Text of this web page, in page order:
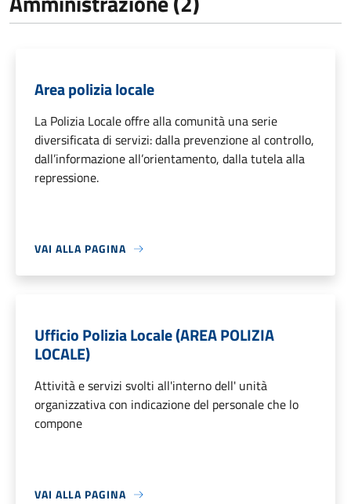
Area polizia locale
La Polizia Locale offre alla comunità una serie
diversificata di servizi: dalla prevenzione al controllo,
dall’informazione all’orientamento, dalla tutela alla
repressione.
VAI ALLA PAGINA
Ufficio Polizia Locale (AREA POLIZIA
LOCALE)
Attività e servizi svolti all'interno dell' unità
organizzativa con indicazione del personale che lo
compone
VAI ALLA PAGINA